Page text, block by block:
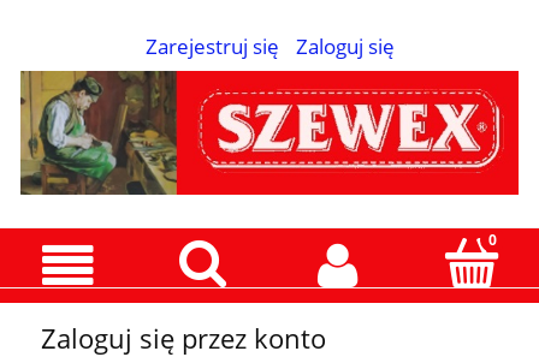
Zarejestruj się Zaloguj się
Zaloguj się przez konto